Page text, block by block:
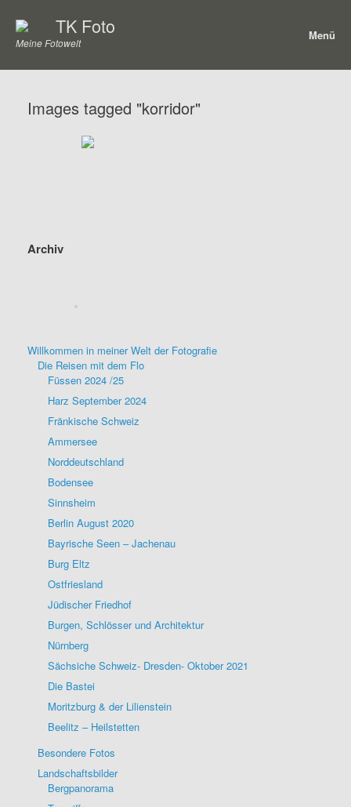
Inhalt
springen
TK Foto
Meine Fotowelt
Menü
Images tagged "korridor"
Archiv
Willkommen in meiner Welt der Fotografie
Die Reisen mit dem Flo
Füssen 2024 /25
Harz September 2024
Fränkische Schweiz
Ammersee
Norddeutschland
Bodensee
Sinnsheim
Berlin August 2020
Bayrische Seen – Jachenau
Burg Eltz
Ostfriesland
Jüdischer Friedhof
Burgen, Schlösser und Architektur
Nürnberg
Sächsiche Schweiz- Dresden- Oktober 2021
Die Bastei
Moritzburg & der Lilienstein
Beelitz – Heilstetten
Besondere Fotos
Landschaftsbilder
Bergpanorama